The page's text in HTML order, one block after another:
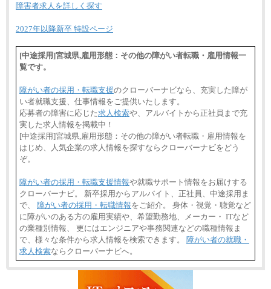
障害者求人を詳しく探す
2027年以降新卒 特設ページ
[中途採用]宮城県,雇用形態：その他の障がい者転職・雇用情報一
覧です。
障がい者の採用・転職支援のクローバーナビなら、充実した障が
い者就職支援、仕事情報をご提供いたします。
応募者の障害に応じた求人検索や、アルバイトから正社員まで充
実した求人情報を掲載中！
[中途採用]宮城県,雇用形態：その他の障がい者転職・雇用情報を
はじめ、人気企業の求人情報を探すならクローバーナビをどう
ぞ。
障がい者の採用・転職支援情報や就職サポート情報をお届けする
クローバーナビ。 新卒採用からアルバイト、正社員、中途採用ま
で、 障がい者の採用・転職情報をご紹介。 身体・視覚・聴覚など
に障がいのある方の雇用実績や、希望勤務地、メーカー・ ITなど
の業種別情報、 更にはエンジニアや事務関連などの職種情報ま
で、様々な条件から求人情報を検索できます。 障がい者の就職・
求人検索ならクローバーナビへ。